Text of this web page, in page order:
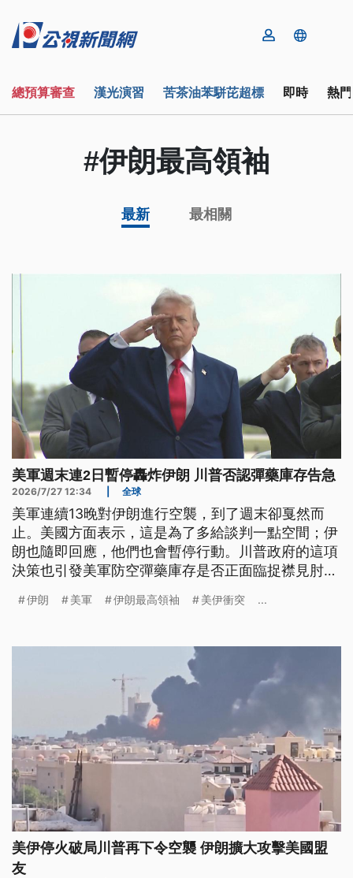
總預算審查 漢光演習 苦茶油苯駢芘超標 即時 熱
#伊朗最高領袖
最新 最相關
美軍週末連2日暫停轟炸伊朗 川普否認彈藥庫存告急
2026/7/27 12:34 全球
美軍連續13晚對伊朗進行空襲，到了週末卻戛然而
止。美國方面表示，這是為了多給談判一點空間；伊
朗也隨即回應，他們也會暫停行動。川普政府的這項
決策也引發美軍防空彈藥庫存是否正面臨捉襟見肘的
駐聯合國大使瓦爾茲（Mike Waltz）雙雙對外駁斥，
伊朗 美軍 伊朗最高領袖 美伊衝突 ...
美伊停火破局川普再下令空襲 伊朗擴大攻擊美國盟
友